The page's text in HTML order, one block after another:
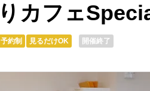
りカフェ
予約制 見るだけOK 開催終了